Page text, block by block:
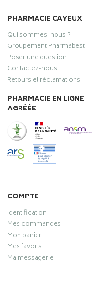
PHARMACIE CAYEUX
Qui sommes-nous ?
Groupement Pharmabest
Poser une question
Contactez-nous
Retours et réclamations
PHARMACIE EN LIGNE
AGRÉÉE
COMPTE
Identification
Mes commandes
Mon panier
Mes favoris
Ma messagerie